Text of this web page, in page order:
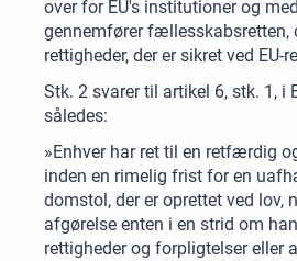
over for EU's institutioner og
gennemfører fællesskabsretten,
rettigheder, der er sikret ved EU-
Stk. 2 svarer til artikel 6, stk. 1, i
således:
»Enhver har ret til en retfærdig
inden en rimelig frist for en
domstol, der er oprettet ved lov,
afgørelse enten i en strid om
rettigheder og forpligtelser eller